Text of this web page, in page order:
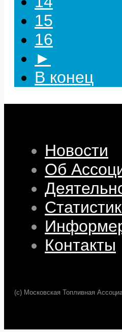
15
16
►
В конец
Новости
Об
Контакты
(c) Московская Топливная